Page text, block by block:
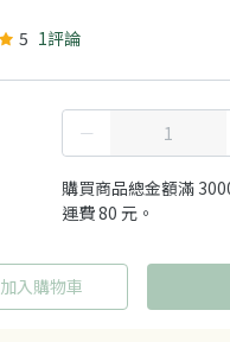
5 1評論
購買商品總金額滿
運費 80 元。
加入購物車